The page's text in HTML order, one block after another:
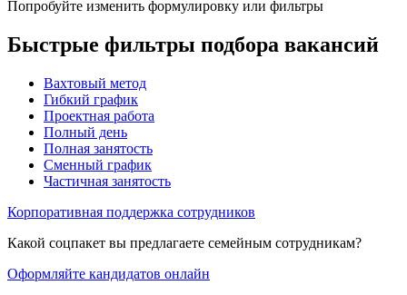
Попробуйте изменить формулировку или фильтры
Быстрые фильтры подбора вакансий
Вахтовый метод
Гибкий график
Проектная работа
Полный день
Полная занятость
Сменный график
Частичная занятость
Корпоративная поддержка сотрудников
Какой соцпакет вы предлагаете семейным сотрудникам?
Оформляйте кандидатов онлайн